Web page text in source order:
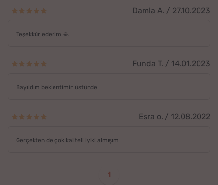
Damla A. / 27.10.2023
Teşekkür ederim 🙏
Funda T. / 14.01.2023
Bayıldım beklentimin üstünde
Esra o. / 12.08.2022
Gerçekten de çok kaliteli iyiki almışım
1